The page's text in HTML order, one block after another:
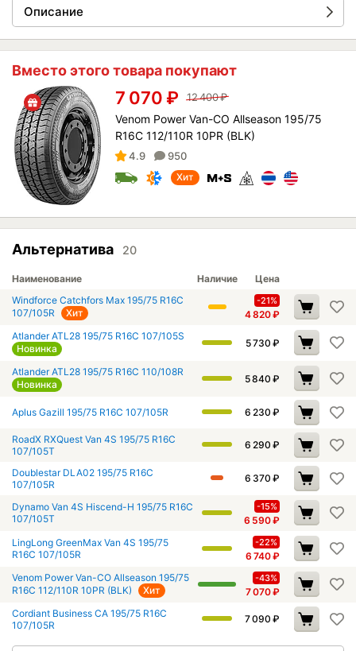
Описание
Вместо этого товара покупают
7 070 ₽ 12 400₽
Venom Power Van-CO Allseason 195/75
R16C 112/110R 10PR (BLK)
4.9 950
Хит
Альтернатива 20
Наименование Наличие
Цена
Windforce Catchfors Max 195/75 R16C
107/105R
Хит
-21%
4 820₽
Atlander ATL28 195/75 R16C 107/105S
Новинка
5 730 ₽
Atlander ATL28 195/75 R16C 110/108R
Новинка
5 840 ₽
Aplus Gazill 195/75 R16C 107/105R 6 230 ₽
RoadX RXQuest Van 4S 195/75 R16C
107/105T
6 290 ₽
Doublestar DLA02 195/75 R16C
107/105R
6 370 ₽
Dynamo Van 4S Hiscend-H 195/75 R16C
107/105T
-15%
6 590₽
LingLong GreenMax Van 4S 195/75
R16C 107/105R
-22%
6 740₽
Venom Power Van-CO Allseason 195/75
R16C 112/110R 10PR (BLK)
Хит
-43%
7 070₽
Cordiant Business CA 195/75 R16C
107/105R
7 090 ₽